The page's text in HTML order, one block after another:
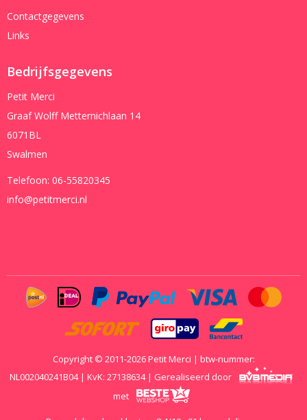
Contactgegevens
Links
Bedrijfsgegevens
Petit Merci
Graaf Wolff Metternichlaan 14
6071BL
Swalmen
Telefoon: 06-55820345
info@petitmerci.nl
Copyright © 2011-2026 Petit Merci | btw-nummer:
NL002040241B04 | KvK: 27138634 | Gerealiseerd door
met